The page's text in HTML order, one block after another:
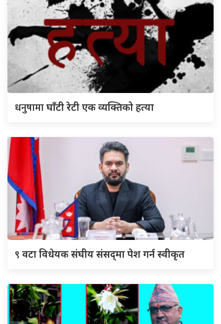
धनुषामाघाँटी रेटी एक व्यक्तिको हत्या
९ वटा विधेयक संघीय संसद्‌मा पेश गर्न स्वीकृत